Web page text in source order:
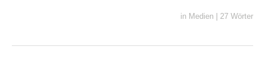
in Medien | 27 Wörter